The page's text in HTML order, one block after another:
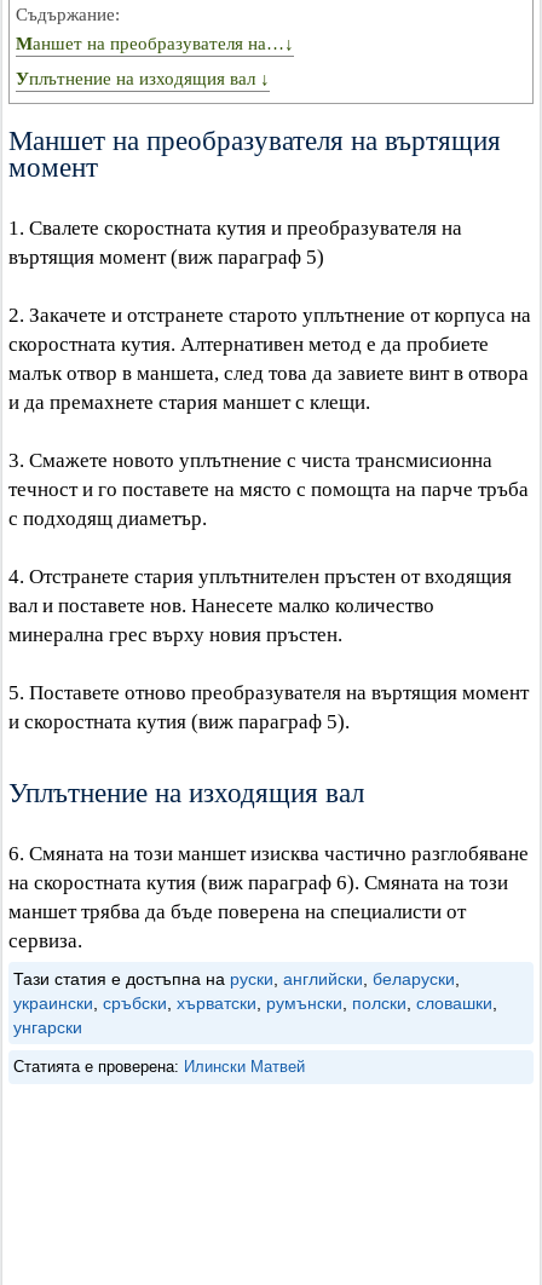
Съдържание:
Маншет на преобразувателя на…↓
Уплътнение на изходящия вал ↓
Маншет на преобразувателя на въртящия
момент
1. Свалете скоростната кутия и преобразувателя на
въртящия момент (виж параграф 5)
2. Закачете и отстранете старото уплътнение от корпуса на
скоростната кутия. Алтернативен метод е да пробиете
малък отвор в маншета, след това да завиете винт в отвора
и да премахнете стария маншет с клещи.
3. Смажете новото уплътнение с чиста трансмисионна
течност и го поставете на място с помощта на парче тръба
с подходящ диаметър.
4. Отстранете стария уплътнителен пръстен от входящия
вал и поставете нов. Нанесете малко количество
минерална грес върху новия пръстен.
5. Поставете отново преобразувателя на въртящия момент
и скоростната кутия (виж параграф 5).
Уплътнение на изходящия вал
6. Смяната на този маншет изисква частично разглобяване
на скоростната кутия (виж параграф 6). Смяната на този
маншет трябва да бъде поверена на специалисти от
сервиза.
Тази статия е достъпна на руски английски беларуски
украински сръбски хърватски румънски полски словашки
унгарски
Статията е проверена: Илински Матвей